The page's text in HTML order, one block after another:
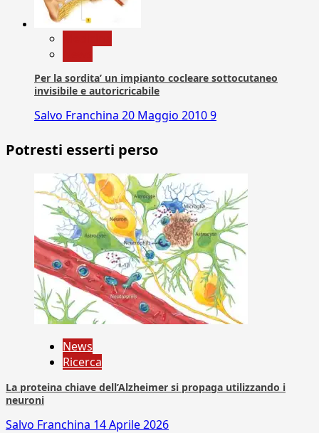
Per la sordita’ un impianto cocleare sottocutaneo
invisibile e autoricricabile
Salvo Franchina 20 Maggio 20109
Potresti esserti perso
News
Ricerca
La proteina chiave dell’Alzheimer si propaga utilizzando i
neuroni
Salvo Franchina 14 Aprile 2026